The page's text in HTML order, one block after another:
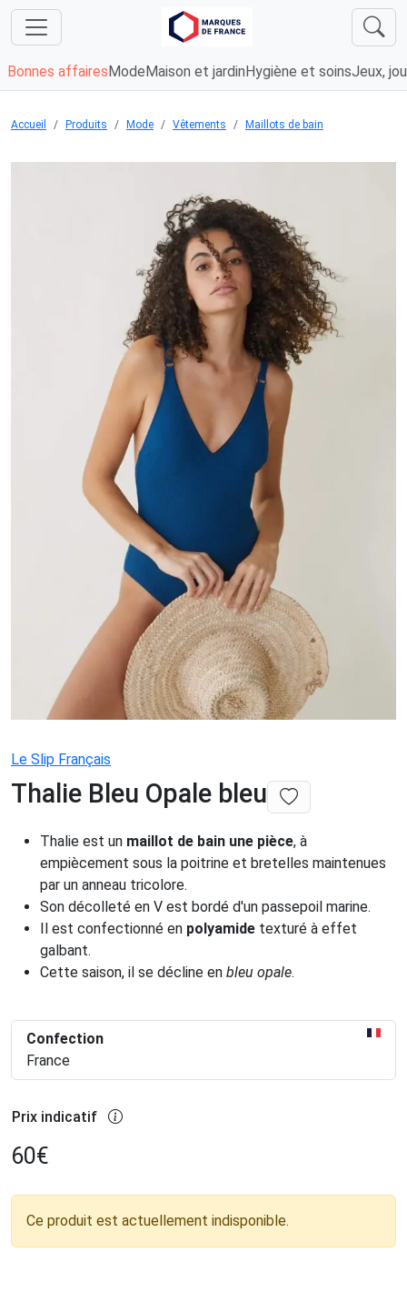
Bonnes affaires Mode Maison et jardin Hygiène et soinsJeux,
Accueil Produits Mode Vêtements Maillots de bain
Le Slip Français
Thalie Bleu Opale bleu
Thalie est un maillot de bain une pièce, à
empiècement sous la poitrine et bretelles maintenues
par un anneau tricolore.
Son décolleté en V est bordé d'un passepoil marine.
Il est confectionné en polyamide texturé à effet
galbant.
Cette saison, il se décline en bleu opale.
Confection
France
Prix indicatif
60€
Ce produit est actuellement indisponible.